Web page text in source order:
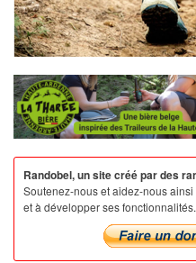
Randobel, un site créé par des
Soutenez-nous et aidez-nous
et à développer ses fonctionnalités.